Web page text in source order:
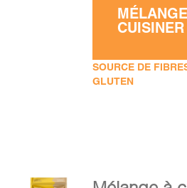
CUISINER
SOURCE DE
GLUTEN
AJOUTER